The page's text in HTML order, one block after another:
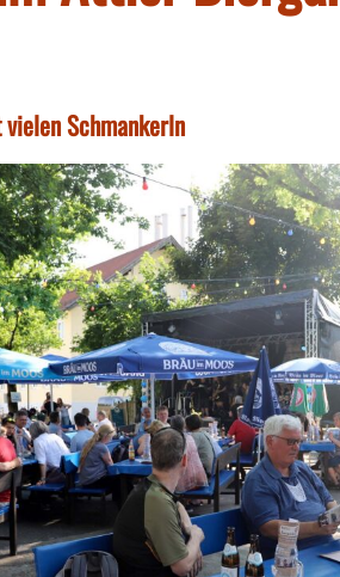
Schmankerln